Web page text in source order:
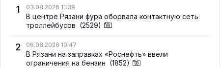
1
03.08.2026 11:39
В центре Рязани фура оборвала контактную сеть
троллейбусов (2529)
2 06.08.2026 10:47
В Рязани на заправках «Роснефть» ввели
ограничения на бензин (1852)